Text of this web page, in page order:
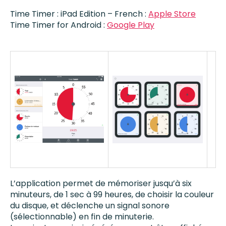
Time Timer : iPad Edition – French : Apple Store
Time Timer for Android : Google Play
L’application permet de mémoriser jusqu’à six
minuteurs, de 1 sec à 99 heures, de choisir la couleur
du disque, et déclenche un signal sonore
(sélectionnable) en fin de minuterie.